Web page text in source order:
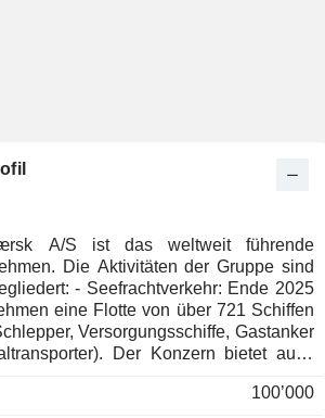
A/S ist das weltweit führende
Die Aktivitäten der Gruppe sind
Ende 2025
eine Flotte von über 721 Schiffen
Versorgungsschiffe, Gastanker
Der Konzern bietet auch
mit dem Bau von Werften, der
100’000